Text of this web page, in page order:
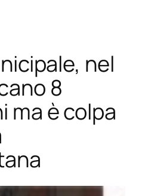
nel
8
ma è colpa